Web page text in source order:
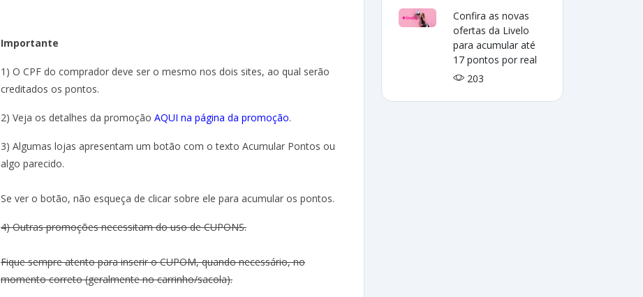
Importante
1) O CPF do comprador deve ser o mesmo nos dois sites, ao qual serão
creditados os pontos.
2) Veja os detalhes da promoção AQUI na página da promoção.
3) Algumas lojas apresentam um botão com o texto Acumular Pontos ou
algo parecido.
Se ver o botão, não esqueça de clicar sobre ele para acumular os pontos.
4) Outras promoções necessitam do uso de CUPONS.
Fique sempre atento para inserir o CUPOM, quando necessário, no
momento correto (geralmente no carrinho/sacola).
Confira as novas
ofertas da Livelo
para acumular até
17 pontos por real
203